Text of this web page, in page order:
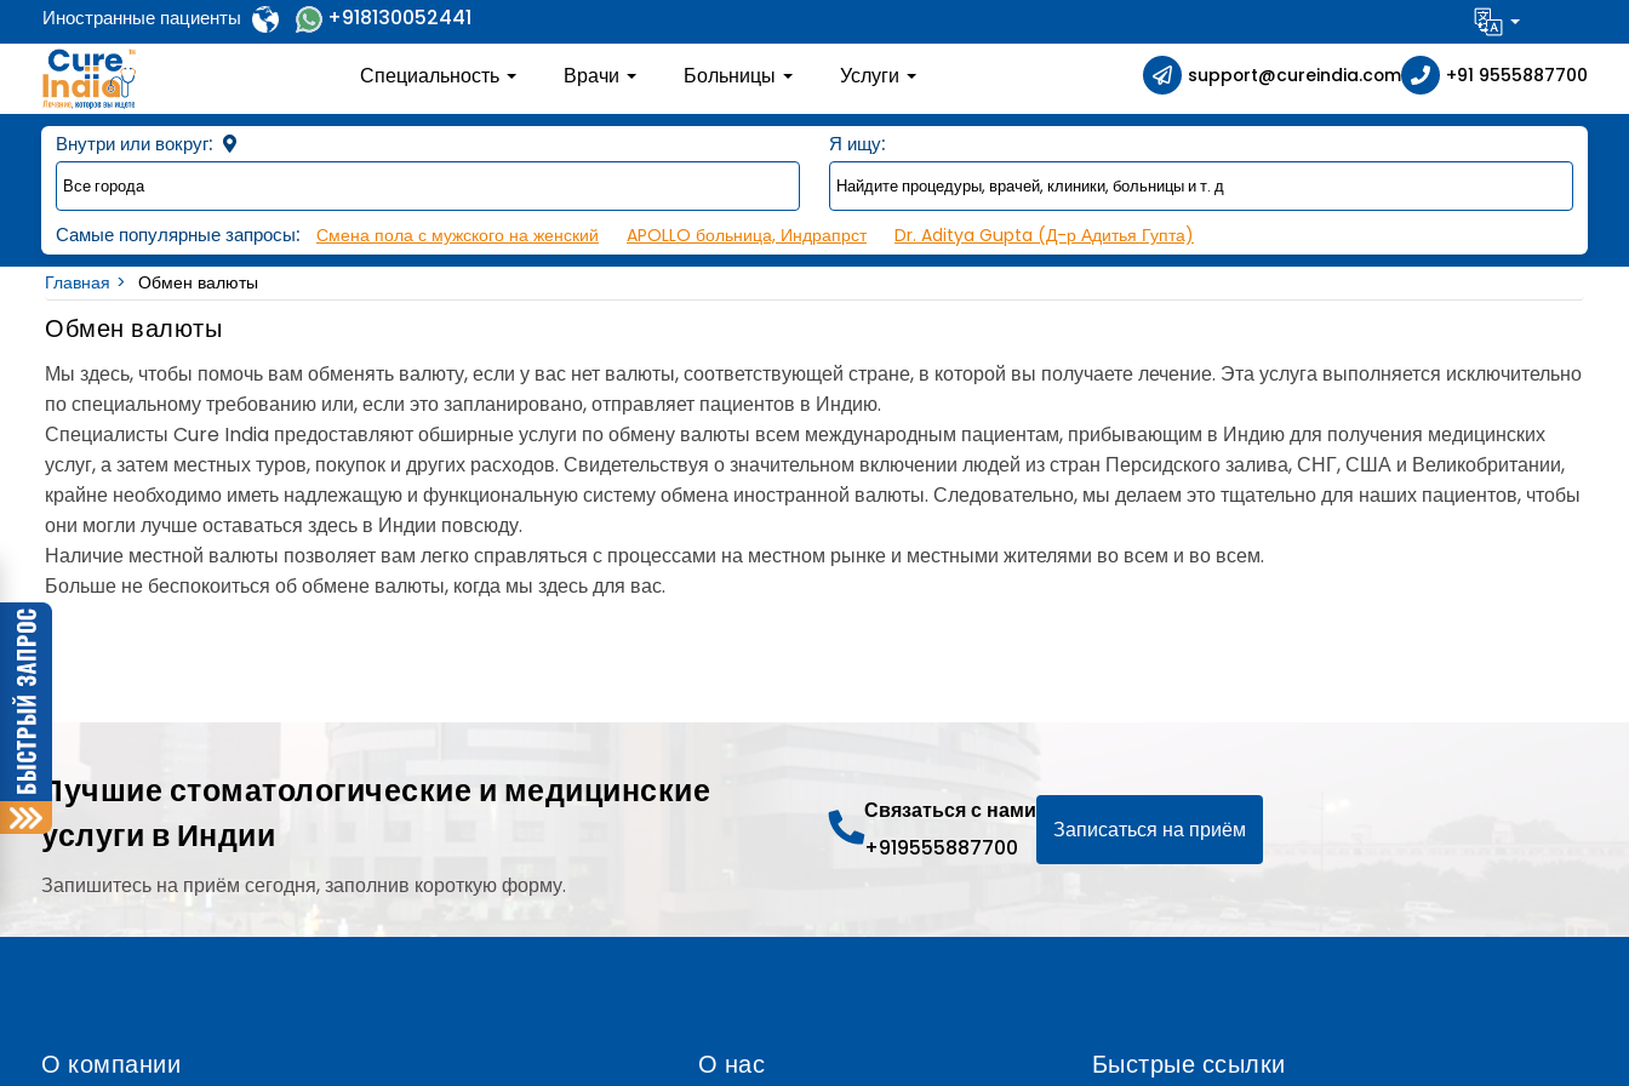
Иностранные пациенты +918130052441
Специальность Врачи Больницы Услуги support@cureindia.com +91 9555887700
Внутри или вокруг: Я ищу:
Самые популярные запросы: Смена пола с мужского на женский APOLLO больница, Индрапрст
Dr. Aditya Gupta (Д-р Адитья Гупта)
Главная
Обмен валюты
Обмен валюты
Мы здесь, чтобы помочь вам обменять валюту, если у вас нет валюты, соответствующей стране, в которой вы получаете лечение. Эта услуга выполняется исключительно
по специальному требованию или, если это запланировано, отправляет пациентов в Индию.
Специалисты Cure India предоставляют обширные услуги по обмену валюты всем международным пациентам, прибывающим в Индию для получения медицинских
услуг, а затем местных туров, покупок и других расходов. Свидетельствуя о значительном включении людей из стран Персидского залива, СНГ, США и Великобритании,
крайне необходимо иметь надлежащую и функциональную систему обмена иностранной валюты. Следовательно, мы делаем это тщательно для наших пациентов, чтобы
они могли лучше оставаться здесь в Индии повсюду.
Наличие местной валюты позволяет вам легко справляться с процессами на местном рынке и местными жителями во всем и во всем.
Больше не беспокоиться об обмене валюты, когда мы здесь для вас.
Лучшие стоматологические и медицинские
услуги в Индии
Запишитесь на приём сегодня, заполнив короткую форму.
Связаться с нами
+919555887700
Записаться на приём
О компании О нас Быстрые ссылки